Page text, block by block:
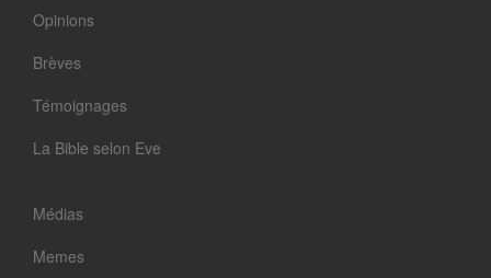
Opinions
Brèves
Témoignages
La Bible selon Eve
Médias
Memes